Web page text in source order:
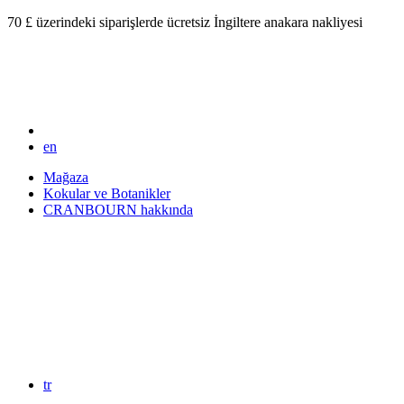
70 £ üzerindeki siparişlerde ücretsiz İngiltere anakara nakliyesi
en
Mağaza
Kokular ve Botanikler
CRANBOURN hakkında
tr